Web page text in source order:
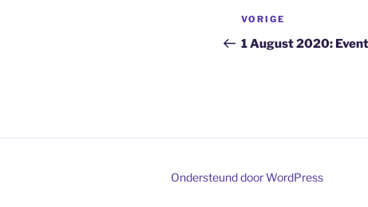
Bericht
navigatie
Vorig
bericht
VORIGE
1 August 2020:
Ondersteund door WordPress